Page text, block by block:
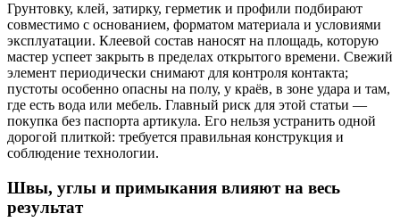
Грунтовку, клей, затирку, герметик и профили подбирают
совместимо с основанием, форматом материала и условиями
эксплуатации. Клеевой состав наносят на площадь, которую
мастер успеет закрыть в пределах открытого времени. Свежий
элемент периодически снимают для контроля контакта;
пустоты особенно опасны на полу, у краёв, в зоне удара и там,
где есть вода или мебель. Главный риск для этой статьи —
покупка без паспорта артикула. Его нельзя устранить одной
дорогой плиткой: требуется правильная конструкция и
соблюдение технологии.
Швы, углы и примыкания влияют на весь
результат